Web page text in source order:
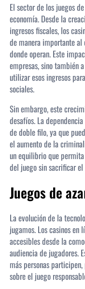
El sector de los juegos
economía. Desde la
ingresos fiscales, los
de manera importante al
donde operan. Este
empresas, sino también
utilizar esos ingresos
sociales.
Sin embargo, este
desafíos. La
de doble filo, ya que
el aumento de la
un equilibrio que
del juego sin sacrificar
Juegos de
La evolución de la
jugamos. Los casinos en
accesibles desde la
audiencia de jugadores.
más personas
sobre el juego